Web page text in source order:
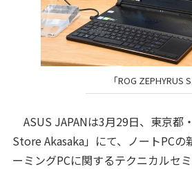
「ROG ZEPHYRUS S
ASUS JAPANは3月29日、東京都
Store Akasaka」にて、ノートPCの
ーミングPCに関するテクニカルセ